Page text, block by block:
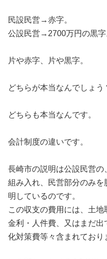
民設民営→赤字。
公設民営→2700万円の黒字
片や赤字、片や黒字。
どちらが本当なんでしょう
どちらも本当なんです。
会計制度の違いです。
長崎市の説明は公設民営
組み入れ、民営部分のみ
明しているのです。
この収支の費用には、土
金利・人件費、又はまだ
化対策費等々含まれており